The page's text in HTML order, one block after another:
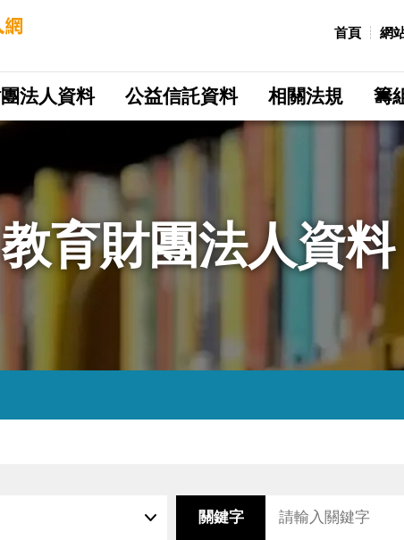
首頁 網
法人資料 公益信託資料 相關法規 籌
教育財團法人資料
關鍵字